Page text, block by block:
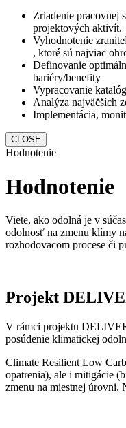
Zriadenie pracovnej
projektových aktivít.
Vyhodnotenie
, ktoré sú najviac
Definovanie
bariéry/benefity
Vypracovanie
Analýza najväčších
Implementácia,
CLOSE
Hodnotenie
Hodnotenie
Viete, ako odolná je v
odolnosť na zmenu klímy
rozhodovacom procese či
Projekt
V rámci projektu
posúdenie klimatickej
Climate Resilient Low
opatrenia), ale i mitigácie
zmenu na miestnej úrovni.